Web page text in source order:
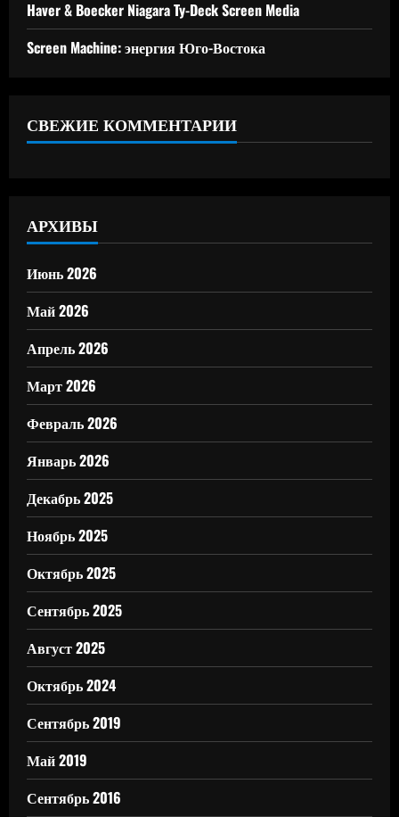
Haver & Boecker Niagara Ty-Deck Screen Media
Screen Machine: энергия Юго-Востока
СВЕЖИЕ КОММЕНТАРИИ
АРХИВЫ
Июнь 2026
Май 2026
Апрель 2026
Март 2026
Февраль 2026
Январь 2026
Декабрь 2025
Ноябрь 2025
Октябрь 2025
Сентябрь 2025
Август 2025
Октябрь 2024
Сентябрь 2019
Май 2019
Сентябрь 2016